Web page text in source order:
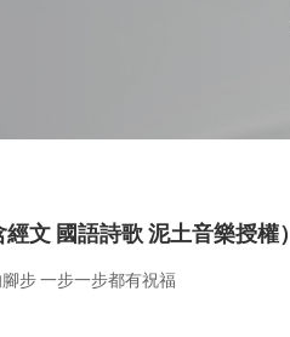
文 國語詩歌 泥土音樂授權）
步 一步一步都有祝福